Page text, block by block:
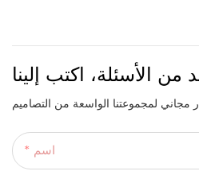
من الأسئلة، اكتب إلينا
اسم